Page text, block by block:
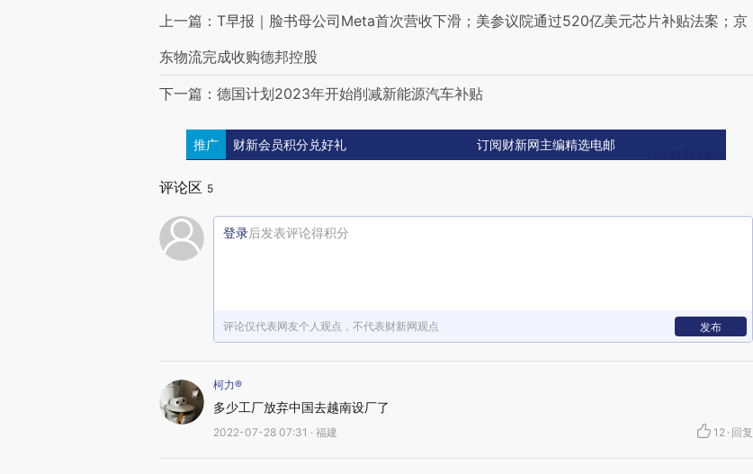
上一篇：T早报｜脸书母公司Meta首次营收下滑；美参议院通过520亿美元芯片补贴法案；京
东物流完成收购德邦控股
下一篇：德国计划2023年开始削减新能源汽车补贴
推广 财新会员积分兑好礼 订阅财新网主编精选电邮
评论区 5
登录后发表评论得积分
评论仅代表网友个人观点，不代表财新网观点 发布
柯力®
多少工厂放弃中国去越南设厂了
2022-07-28 07:31 · 福建 12 · 回复